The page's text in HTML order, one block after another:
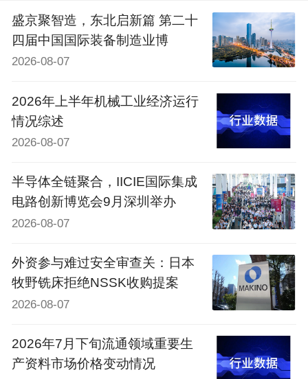
盛京聚智造，东北启新篇 第二十
四届中国国际装备制造业博
2026-08-07
2026年上半年机械工业经济运行
情况综述
2026-08-07
半导体全链聚合，IICIE国际集成
电路创新博览会9月深圳举办
2026-08-07
外资参与难过安全审查关：日本
牧野铣床拒绝NSSK收购提案
2026-08-07
2026年7月下旬流通领域重要生
产资料市场价格变动情况